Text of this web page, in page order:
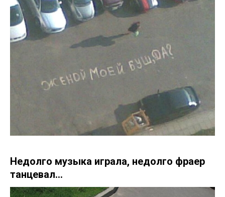
Недолго музыка играла, недолго фраер
танцевал…